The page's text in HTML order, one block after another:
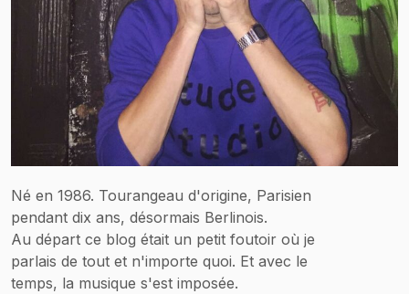
Né en 1986. Tourangeau d'origine, Parisien
pendant dix ans, désormais Berlinois.
Au départ ce blog était un petit foutoir où je
parlais de tout et n'importe quoi. Et avec le
temps, la musique s'est imposée.